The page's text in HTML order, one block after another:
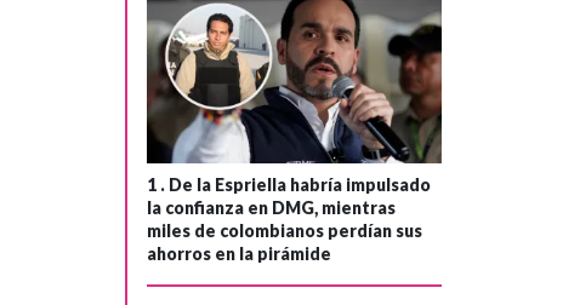
1 . De la Espriella habría impulsado
la confianza en DMG, mientras
miles de colombianos perdían sus
ahorros en la pirámide